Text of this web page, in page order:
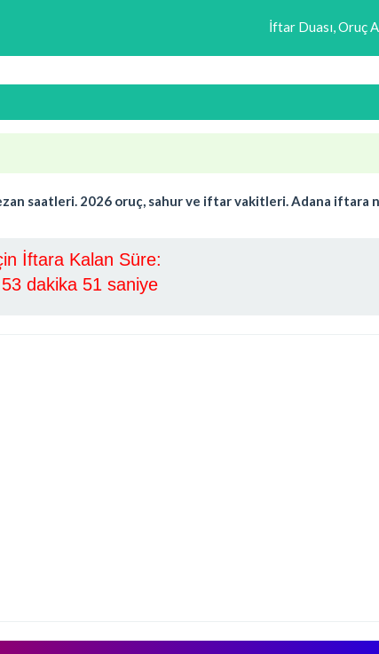
İftar Duası, Oruç
saatleri. 2026 oruç, sahur ve iftar vakitleri. Adana iftara
İftara Kalan Süre:
dakika 50 saniye